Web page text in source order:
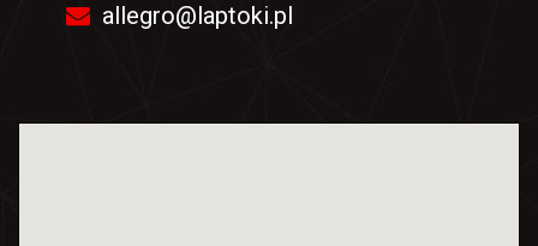
allegro@laptoki.pl